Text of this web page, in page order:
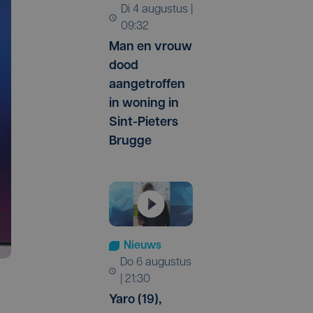
di 4 augustus |
09:32
Man en vrouw
dood
aangetroffen
in woning in
Sint-Pieters
Brugge
Nieuws
do 6 augustus
| 21:30
Yaro (19),